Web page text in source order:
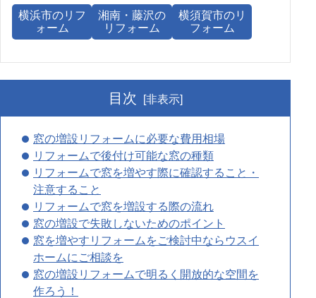
横浜市のリフ
ォーム
湘南・藤沢の
リフォーム
横須賀市のリ
フォーム
目次 [非表示]
窓の増設リフォームに必要な費用相場
リフォームで後付け可能な窓の種類
リフォームで窓を増やす際に確認すること・
注意すること
リフォームで窓を増設する際の流れ
窓の増設で失敗しないためのポイント
窓を増やすリフォームをご検討中ならウスイ
ホームにご相談を
窓の増設リフォームで明るく開放的な空間を
作ろう！